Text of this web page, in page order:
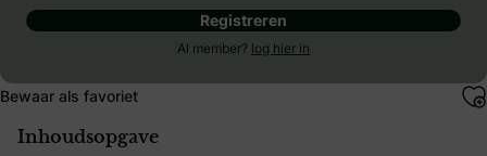
Registreren
Al member? log hier in
Bewaar als favoriet
Inhoudsopgave